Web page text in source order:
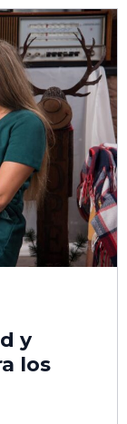
y
los